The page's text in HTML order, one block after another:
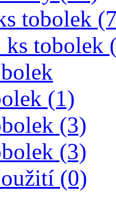
tobolek
ks tobolek
(1)
(3)
(3)
(0)